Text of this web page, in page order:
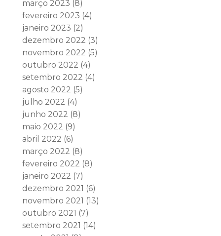
março 2023 (8)
fevereiro 2023 (4)
janeiro 2023 (2)
dezembro 2022 (3)
novembro 2022 (5)
outubro 2022 (4)
setembro 2022 (4)
agosto 2022 (5)
julho 2022 (4)
junho 2022 (8)
maio 2022 (9)
abril 2022 (6)
março 2022 (8)
fevereiro 2022 (8)
janeiro 2022 (7)
dezembro 2021 (6)
novembro 2021 (13)
outubro 2021 (7)
setembro 2021 (14)